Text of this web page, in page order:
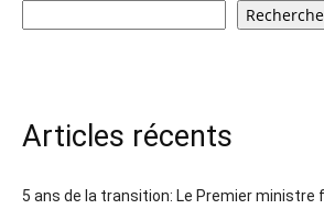
Articles récents
5 ans de la transition: Le Premier ministre